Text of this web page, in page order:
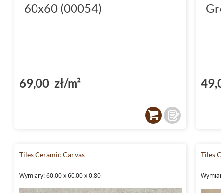
60x60 (00054)
69,00 zł/m²
Tiles Ceramic Canvas
Wymiary: 60.00 x 60.00 x 0.80
Tiles